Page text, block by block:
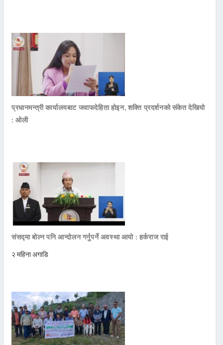
प्रधानमन्त्री कार्यालयबाट जवाफदेहिता होइन, शक्ति प्रदर्शनको संकेत देखियो
: ओली
संसद्मा बोल्न पनि आन्दोलन गर्नुपर्ने अवस्था आयो : हर्कराज राई
२ महिना अगाडि